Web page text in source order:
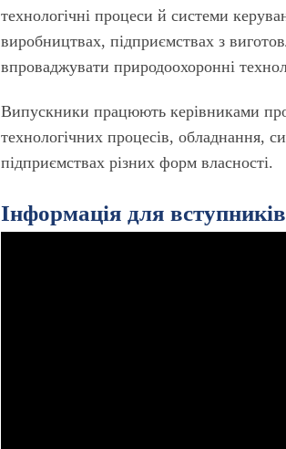
технологічні процеси й системи
виробництвах, підприємствах з
впроваджувати природоохоронні
Випускники працюють керiвниками
технологічних процесів, обладнання,
пiдприємствах рiзних форм власностi.
Інформація для